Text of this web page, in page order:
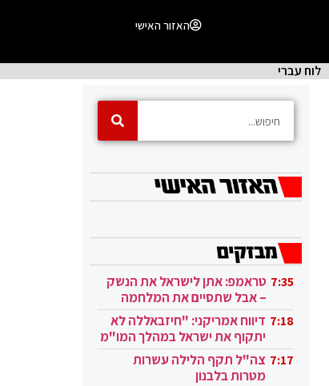
האזור האישי
לוח עברי
7:35 טראמפ: אתן לישראל את הנשק
– אבל שתסיים את המלחמה
בעזה 7:18 דיווח אמריקני: "חיזבאללה לא
יתקוף את ישראל במהלך המו"מ
בקטאר" 7:17 צה"ל תקף הלילה עשרות
מטרות בלבנון